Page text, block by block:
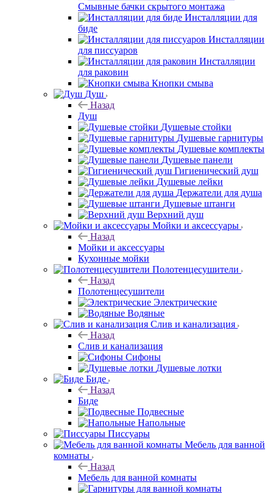
Смывные бачки скрытого монтажа
Инсталляции для
биде
Инсталляции
для писсуаров
Инсталляции
для раковин
Кнопки смыва
Душ
Назад
Душ
Душевые стойки
Душевые гарнитуры
Душевые комплекты
Душевые панели
Гигиенический душ
Душевые лейки
Держатели для душа
Душевые штанги
Верхний душ
Мойки и аксессуары
Назад
Мойки и аксессуары
Кухонные мойки
Полотенцесушители
Назад
Полотенцесушители
Электрические
Водяные
Слив и канализация
Назад
Слив и канализация
Сифоны
Душевые лотки
Биде
Назад
Биде
Подвесные
Напольные
Писсуары
Мебель для ванной
комнаты
Назад
Мебель для ванной комнаты